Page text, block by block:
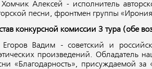
Алексей - исполнитель
песни, фронтмен группы
конкурсной комиссии 3 тура (обе
Вадим - советский и
произведений. Обладатель
«Благодарность», присуждаемой